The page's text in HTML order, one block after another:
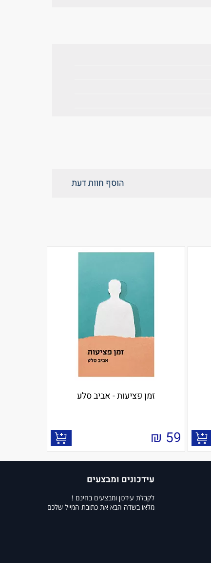
הוסף חוות דעת
זמן פציעות - אביב סלע
59
₪
עידכונים ומבצעים
לקבלת עידכון ומבצעים בחינם !
מלאו בשדה הבא את כתובת המייל שלכם